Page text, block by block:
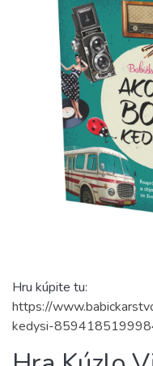
Hru kúpite tu:
https://
kedysi-